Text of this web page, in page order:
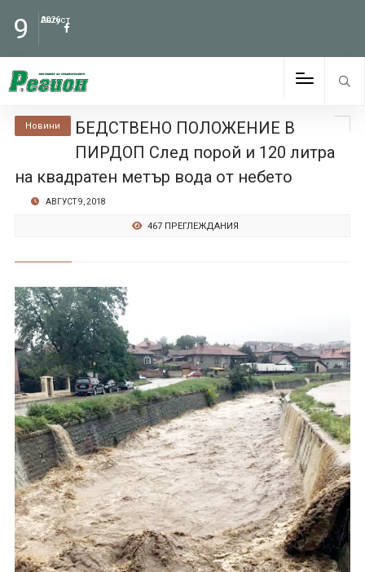
9 Август
2026
Новини
БЕДСТВЕНО ПОЛОЖЕНИЕ В
ПИРДОП След порой и 120 литра
на квадратен метър вода от небето
АВГУСТ 9, 2018
467 ПРЕГЛЕЖДАНИЯ